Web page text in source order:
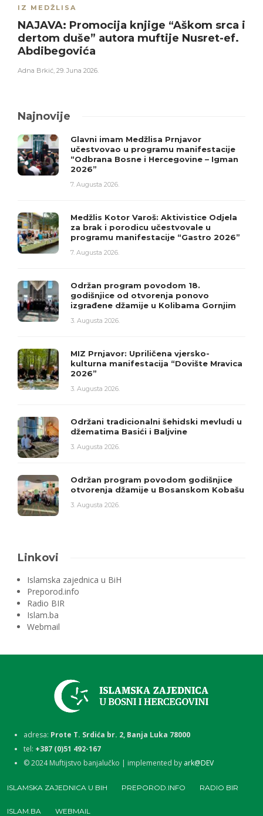
IZ MEDŽLISA
NAJAVA: Promocija knjige “Aškom srca i
dertom duše” autora muftije Nusret-ef.
Abdibegovića
Adna Brkić, 29. Juna 2026.
Najnovije
Glavni imam Medžlisa Prnjavor
učestvovao u programu manifestacije
“Odbrana Bosne i Hercegovine – Igman
2026”
7. Augusta 2026.
Medžlis Kotor Varoš: Aktivistice Odjela
za brak i porodicu učestvovale u
programu manifestacije “Gastro 2026”
7. Augusta 2026.
Održan program povodom 18.
godišnjice od otvorenja ponovo
izgrađene džamije u Kolibama Gornjim
3. Augusta 2026.
MIZ Prnjavor: Upriličena vjersko-
kulturna manifestacija “Dovište Mravica
2026”
3. Augusta 2026.
Održani tradicionalni šehidski mevludi u
džematima Basići i Baljvine
3. Augusta 2026.
Održan program povodom godišnjice
otvorenja džamije u Bosanskom Kobašu
3. Augusta 2026.
Linkovi
Islamska zajednica u BiH
Preporod.info
Radio BIR
Islam.ba
Webmail
adresa: Prote T. Srdića br. 2, Banja Luka 78000
tel: +387 (0)51 492-167
©2024Muftijstvo banjalučko | implemented by ark@DEV
ISLAMSKA ZAJEDNICA U BIH PREPOROD.INFO RADIO BIR
ISLAM.BA WEBMAIL